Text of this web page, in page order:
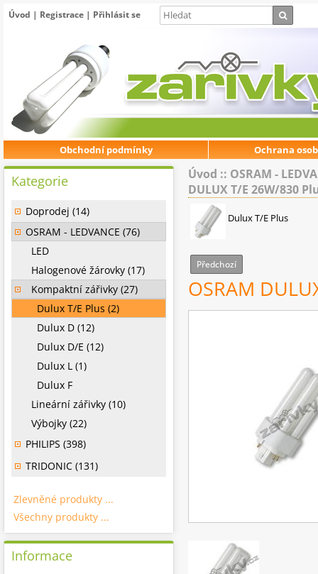
Úvod | Registrace | Přihlásit se
Obchodní podmínky Ochrana
Úvod :: OSRAM -
DULUX T/E 26W/830
Dulux T/E Plus
Předchozí
OSRAM
Kategorie
Doprodej (14)
OSRAM - LEDVANCE (76)
LED
Halogenové žárovky (17)
Kompaktní zářivky (27)
Dulux T/E Plus (2)
Dulux D (12)
Dulux D/E (12)
Dulux L (1)
Dulux F
Lineární zářivky (10)
Výbojky (22)
PHILIPS (398)
TRIDONIC (131)
Zlevněné produkty ...
Všechny produkty ...
Informace